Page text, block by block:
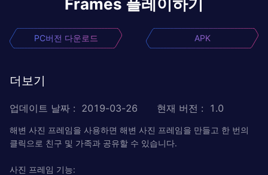
PC버전 다운로드 APK
더보기
업데이트 날짜 : 2019-03-26 현재 버전 : 1.0
해변 사진 프레임을 사용하면 해변 사진 프레임을 만들고 한 번의
클릭으로 친구 및 가족과 공유할 수 있습니다.
사진 프레임 기능: